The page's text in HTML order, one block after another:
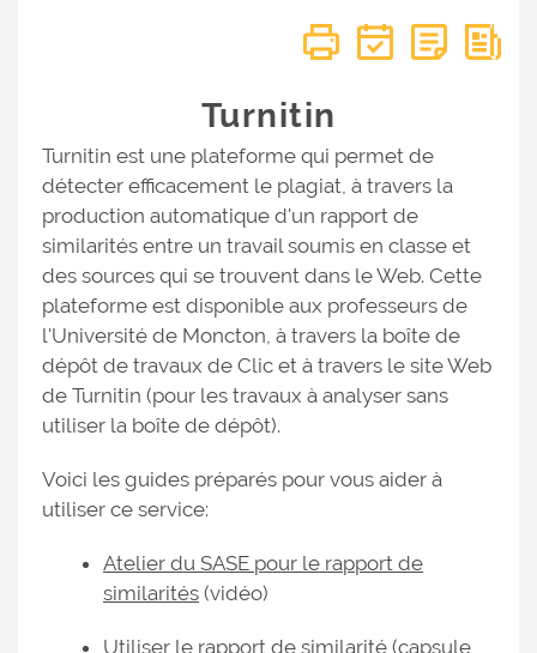
Turnitin
Turnitin est une plateforme qui permet de
détecter efficacement le plagiat, à travers la
production automatique d'un rapport de
similarités entre un travail soumis en classe et
des sources qui se trouvent dans le Web. Cette
plateforme est disponible aux professeurs de
l'Université de Moncton, à travers la boîte de
dépôt de travaux de Clic et à travers le site Web
de Turnitin (pour les travaux à analyser sans
utiliser la boîte de dépôt).
Voici les guides préparés pour vous aider à
utiliser ce service:
Atelier du SASE pour le rapport de
similarités (vidéo)
Utiliser le rapport de similarité (capsule